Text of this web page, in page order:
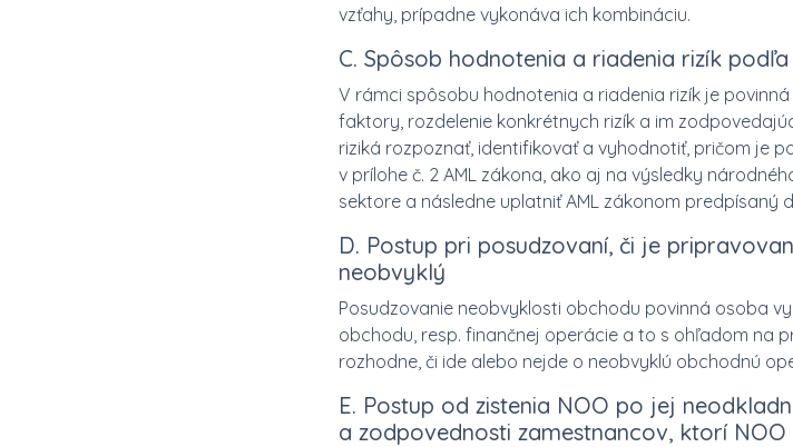
vzťahy, prípadne vykonáva ich kombináciu.
C. Spôsob hodnotenia a riadenia rizík
V rámci spôsobu hodnotenia a riadenia rizík je
faktory, rozdelenie konkrétnych rizík a im
riziká rozpoznať, identifikovať a vyhodnotiť, pričom je
v prílohe č. 2 AML zákona, ako aj na výsledky
sektore a následne uplatniť AML zákonom predpísaný
D. Postup pri posudzovaní, či je
neobvyklý
Posudzovanie neobvyklosti obchodu povinná osoba
obchodu, resp. finančnej operácie a to s ohľadom na
rozhodne, či ide alebo nejde o neobvyklú obchodnú
E. Postup od zistenia NOO po jej
a zodpovednosti zamestnancov, ktorí NOO